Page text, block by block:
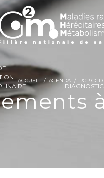
DIAGNOSTIC
ACCUEIL / AGENDA / RCP CGD